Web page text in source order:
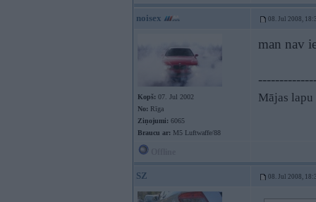
noisex 08. Jul 2008,
Kopš: 07. Jul 2002
No: Rīga
Ziņojumi: 6065
Braucu ar: M5 Luftwaffe/88
man nav
Mājas
SZ 08. Jul 2008,